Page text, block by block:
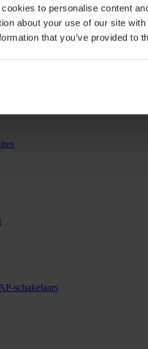
cookies to personalise content
about your use of our site
that you’ve provided to
schakelaars